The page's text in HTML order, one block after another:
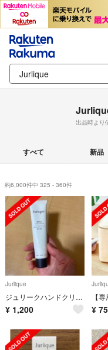
出品時より
すべて 新品
約6,000件中 325 - 360件
Jurlique
ジュリークハンドクリーム
¥ 1,200 ¥